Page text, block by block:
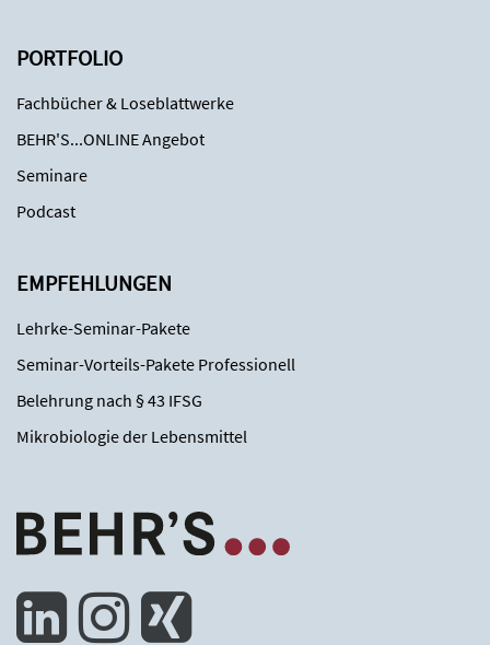
PORTFOLIO
Fachbücher & Loseblattwerke
BEHR'S...ONLINE Angebot
Seminare
Podcast
EMPFEHLUNGEN
Lehrke-Seminar-Pakete
Seminar-Vorteils-Pakete Professionell
Belehrung nach § 43 IFSG
Mikrobiologie der Lebensmittel